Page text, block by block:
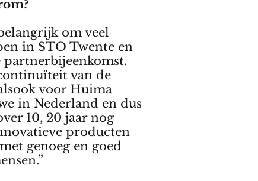
om veel
in STO Twente en
partnerbijeenkomst.
van de
voor Huima
in Nederland en dus
10, 20 jaar nog
producten
genoeg en goed